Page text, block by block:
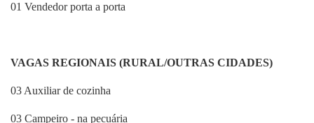
01 Vendedor porta a porta
VAGAS REGIONAIS (RURAL/OUTRAS CIDADES)
03 Auxiliar de cozinha
03 Campeiro - na pecuária